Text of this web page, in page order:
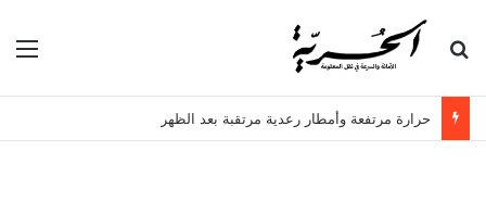
بحث عن
حرارة مرتفعة وأمطار رعدية مرتقبة بعد الظهر